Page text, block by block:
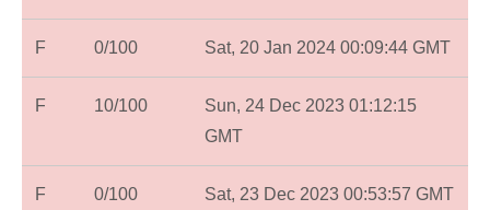
F 0/100 Sat, 20 Jan 2024 00:09:44 GMT
F 10/100
Sun, 24 Dec 2023 01:12:15
GMT
F 0/100 Sat, 23 Dec 2023 00:53:57 GMT